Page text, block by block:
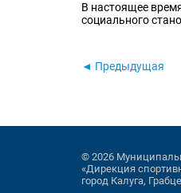
В настоящее
социального
◄ Предыдущая
© 2026
«Дирекция
город Калуга,